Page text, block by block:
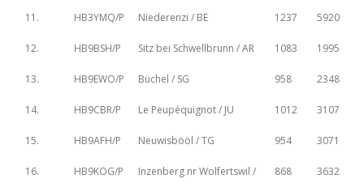
11. HB3YMQ/P Niederenzi / BE 1237 5920
12. HB9BSH/P Sitz bei Schwellbrunn / AR 1083 1995
13. HB9EWO/P Büchel / SG 958 2348
14. HB9CBR/P Le Peupéquignot / JU 1012 3107
15. HB9AFH/P Neuwisbööl / TG 954 3071
16. HB9KOG/P
Inzenberg nr Wolfertswil /
868 3632